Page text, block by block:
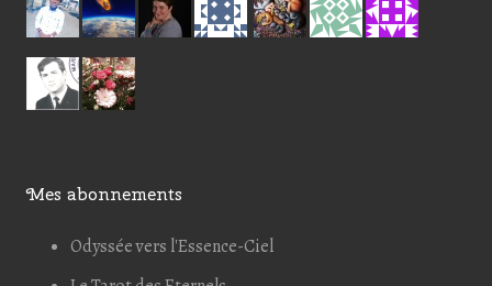
Mes abonnements
Odyssée vers l'Essence-Ciel